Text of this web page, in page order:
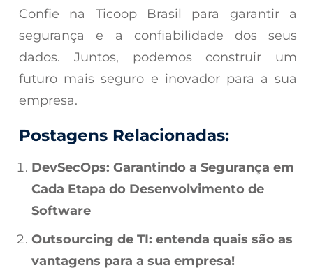
Confie na Ticoop Brasil para garantir a
segurança e a confiabilidade dos seus
dados. Juntos, podemos construir um
futuro mais seguro e inovador para a sua
empresa.
Postagens Relacionadas:
DevSecOps: Garantindo a Segurança em
Cada Etapa do Desenvolvimento de
Software
Outsourcing de TI: entenda quais são as
vantagens para a sua empresa!